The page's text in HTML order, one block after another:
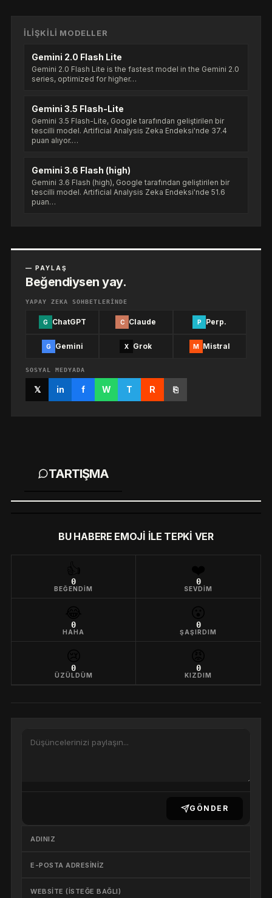
İLIŞKILI MODELLER
Gemini 2.0 Flash Lite
Gemini 2.0 Flash Lite is the fastest model in the Gemini 2.0
series, optimized for higher…
Gemini 3.5 Flash-Lite
Gemini 3.5 Flash-Lite, Google tarafından geliştirilen bir
tescilli model. Artificial Analysis Zeka Endeksi'nde 37.4
puan alıyor.…
Gemini 3.6 Flash (high)
Gemini 3.6 Flash (high), Google tarafından geliştirilen bir
tescilli model. Artificial Analysis Zeka Endeksi'nde 51.6
puan…
— PAYLAŞ
Beğendiysen yay.
YAPAY ZEKA SOHBETLERINDE
G ChatGPT C Claude P Perp.
G Gemini X Grok M Mistral
SOSYAL MEDYADA
𝕏 in f W T R ⎘
TARTIŞMA
BU HABERE EMOJI ILE TEPKI VER
0
BEĞENDIM
0
SEVDIM
0
HAHA
0
ŞAŞIRDIM
0
ÜZÜLDÜM
0
KIZDIM
GÖNDER